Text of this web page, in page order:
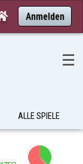
Anmelden
☰
ALLE SPIELE